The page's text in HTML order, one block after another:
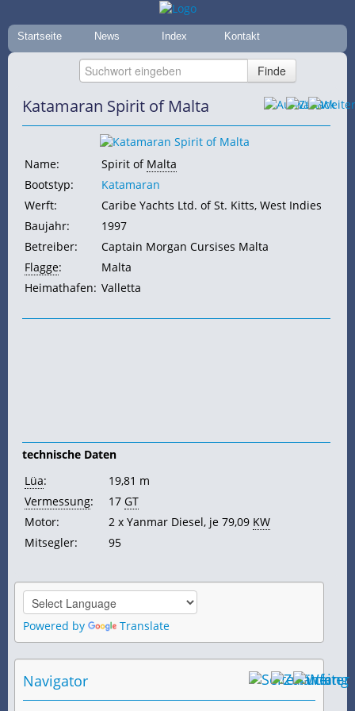
Startseite News Index Kontakt
Katamaran Spirit of Malta
Name: Spirit of Malta
Bootstyp:
Katamaran
Werft:
Caribe Yachts Ltd. of St. Kitts, West Indies
Baujahr:
1997
Betreiber:
Captain Morgan Cursises Malta
Flagge:
Malta
Heimathafen: Valletta
technische Daten
Lüa:
19,81 m
Vermessung: 17 GT
Motor:
2 x Yanmar Diesel, je 79,09 KW
Mitsegler:
95
Powered by Translate
Navigator